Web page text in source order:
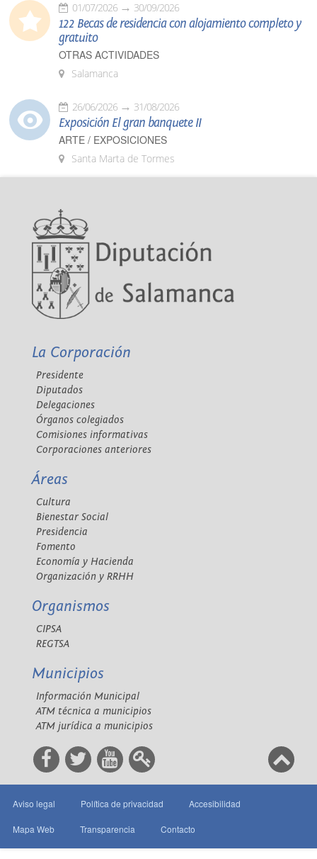
01/07/2026 30/09/2026
122 Becas de residencia con alojamiento completo y
gratuito
OTRAS ACTIVIDADES
Salamanca
26/06/2026 31/08/2026
Exposición El gran banquete II
ARTE / EXPOSICIONES
Santa Marta de Tormes
La Corporación
Presidente
Diputados
Delegaciones
Órganos colegiados
Comisiones informativas
Corporaciones anteriores
Áreas
Cultura
Bienestar Social
Presidencia
Fomento
Economía y Hacienda
Organización y RRHH
Organismos
CIPSA
REGTSA
Municipios
Información Municipal
ATM técnica a municipios
ATM jurídica a municipios
Aviso legal Política de privacidad Accesibilidad
Mapa Web Transparencia Contacto